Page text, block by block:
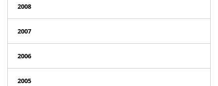
2008
2007
2006
2005